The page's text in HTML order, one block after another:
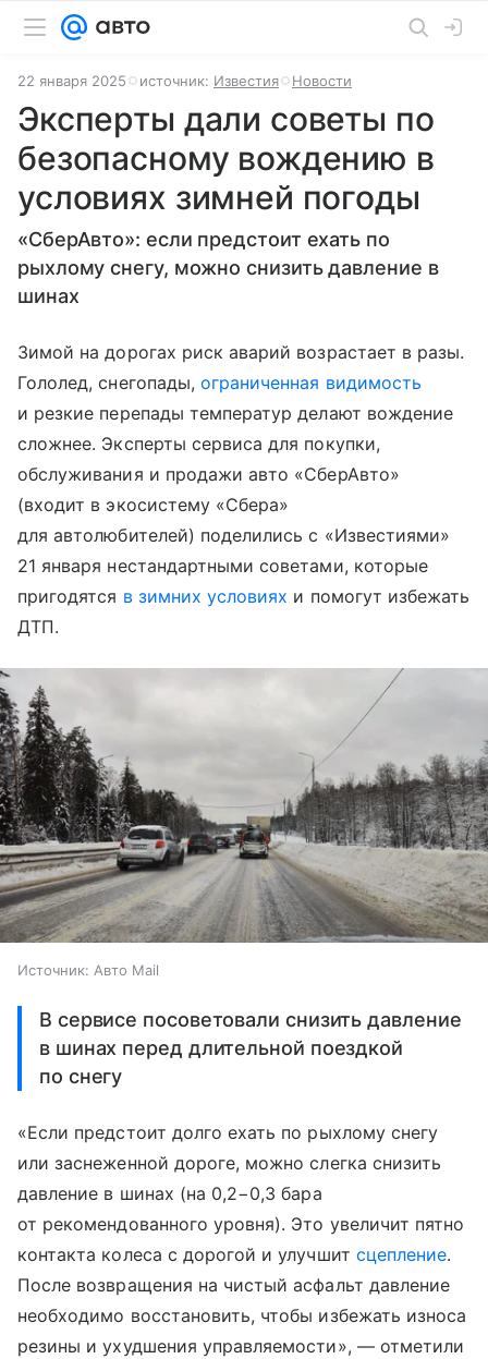
22 января 2025 источник: Известия Новости
Эксперты дали советы по
безопасному вождению в
условиях зимней погоды
«СберАвто»: если предстоит ехать по
рыхлому снегу, можно снизить давление в
шинах
Зимой на дорогах риск аварий возрастает в разы.
Гололед, снегопады, ограниченная видимость
и резкие перепады температур делают вождение
сложнее. Эксперты сервиса для покупки,
обслуживания и продажи авто «СберАвто»
(входит в экосистему «Сбера»
для автолюбителей) поделились с «Известиями»
21 января нестандартными советами, которые
пригодятся в зимних условиях и помогут избежать
ДТП.
Источник: Авто Mail
В сервисе посоветовали снизить давление
в шинах перед длительной поездкой
по снегу
«Если предстоит долго ехать по рыхлому снегу
или заснеженной дороге, можно слегка снизить
давление в шинах (на 0,2−0,3 бара
от рекомендованного уровня). Это увеличит пятно
контакта колеса с дорогой и улучшит сцепление.
После возвращения на чистый асфальт давление
необходимо восстановить, чтобы избежать износа
резины и ухудшения управляемости», — отметили